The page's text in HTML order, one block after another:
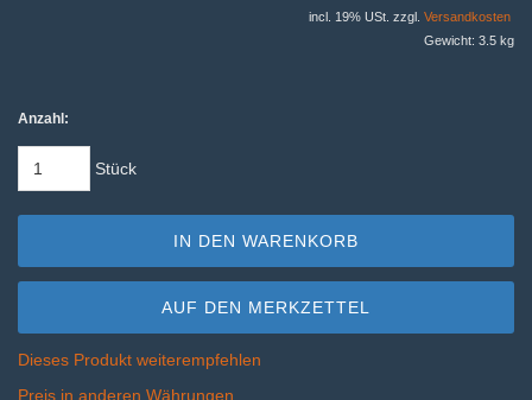
incl. 19% USt. zzgl. Versandkosten
Gewicht: 3.5 kg
Anzahl:
Stück
IN DEN WARENKORB
AUF DEN MERKZETTEL
Dieses Produkt weiterempfehlen
Preis in anderen Währungen